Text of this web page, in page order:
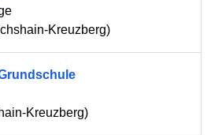
Kreuzberg)
Kreuzberg)